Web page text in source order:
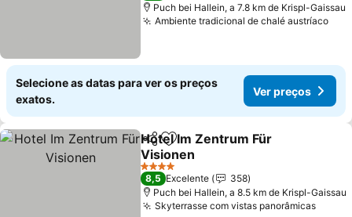
Puch bei Hallein, a 7.8 km de Krispl-Gaissau
Ambiente tradicional de chalé austríacoVer
Selecione as datas para ver os preços
exatos.
Ver preços
PartilharAdicionar aos favoritos
Hotel Im Zentrum Für
Visionen
Ver preços
4 Estrelas
8,5 Excelente
358
Puch bei Hallein, a 8.5 km de Krispl-Gaissau
Skyterrasse com vistas panorâmicasVer